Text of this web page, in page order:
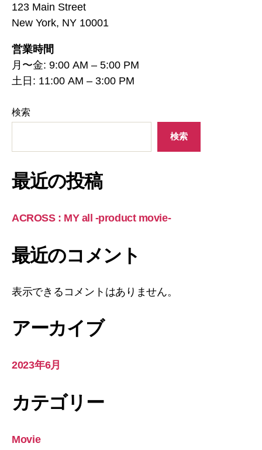
123 Main Street
New York, NY 10001
営業時間
月〜金: 9:00 AM – 5:00 PM
土日: 11:00 AM – 3:00 PM
検索
検索
最近の投稿
ACROSS : MY all -product movie-
最近のコメント
表示できるコメントはありません。
アーカイブ
2023年6月
カテゴリー
Movie